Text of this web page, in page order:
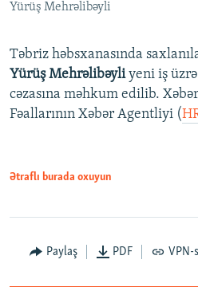
Yürüş Mehrəlibəyli
Təbriz həbsxanasında
Yürüş Mehrəlibəyliyeni iş üzrə
cəzasına məhkum edilib.
Fəallarının Xəbər Agentliyi (
Ətraflı burada oxuyun
Paylaş PDF VPN-